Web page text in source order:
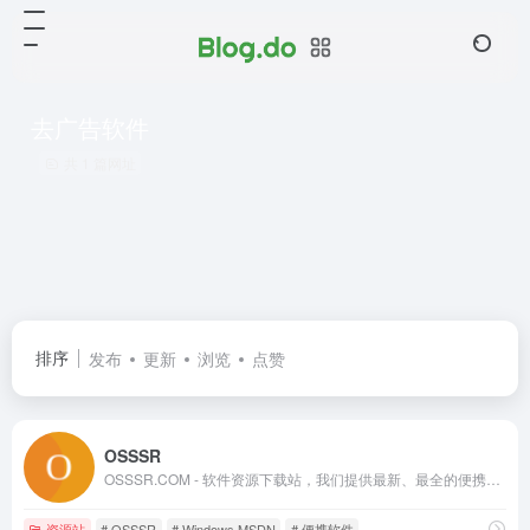
排序 发布 更新 浏览 点赞
OSSSR